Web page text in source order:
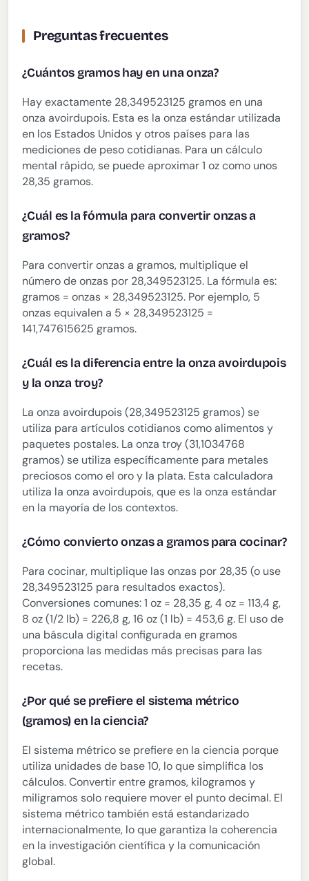
Preguntas frecuentes
¿Cuántos gramos hay en una onza?
Hay exactamente 28,349523125 gramos en una
onza avoirdupois. Esta es la onza estándar utilizada
en los Estados Unidos y otros países para las
mediciones de peso cotidianas. Para un cálculo
mental rápido, se puede aproximar 1 oz como unos
28,35 gramos.
¿Cuál es la fórmula para convertir onzas a
gramos?
Para convertir onzas a gramos, multiplique el
número de onzas por 28,349523125. La fórmula es:
gramos = onzas × 28,349523125. Por ejemplo, 5
onzas equivalen a 5 × 28,349523125 =
141,747615625 gramos.
¿Cuál es la diferencia entre la onza avoirdupois
y la onza troy?
La onza avoirdupois (28,349523125 gramos) se
utiliza para artículos cotidianos como alimentos y
paquetes postales. La onza troy (31,1034768
gramos) se utiliza específicamente para metales
preciosos como el oro y la plata. Esta calculadora
utiliza la onza avoirdupois, que es la onza estándar
en la mayoría de los contextos.
¿Cómo convierto onzas a gramos para cocinar?
Para cocinar, multiplique las onzas por 28,35 (o use
28,349523125 para resultados exactos).
Conversiones comunes: 1 oz = 28,35 g, 4 oz = 113,4 g,
8 oz (1/2 lb) = 226,8 g, 16 oz (1 lb) = 453,6 g. El uso de
una báscula digital configurada en gramos
proporciona las medidas más precisas para las
recetas.
¿Por qué se prefiere el sistema métrico
(gramos) en la ciencia?
El sistema métrico se prefiere en la ciencia porque
utiliza unidades de base 10, lo que simplifica los
cálculos. Convertir entre gramos, kilogramos y
miligramos solo requiere mover el punto decimal. El
sistema métrico también está estandarizado
internacionalmente, lo que garantiza la coherencia
en la investigación científica y la comunicación
global.